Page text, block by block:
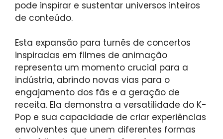
pode inspirar e sustentar universos inteiros
de conteúdo.
Esta expansão para turnês de concertos
inspiradas em filmes de animação
representa um momento crucial para a
indústria, abrindo novas vias para o
engajamento dos fãs e a geração de
receita. Ela demonstra a versatilidade do K-
Pop e sua capacidade de criar experiências
envolventes que unem diferentes formas